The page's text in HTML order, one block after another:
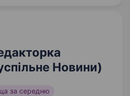
Новини)
за середню